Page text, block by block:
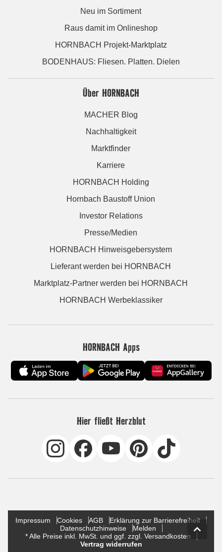
Neu im Sortiment
Raus damit im Onlineshop
HORNBACH Projekt-Marktplatz
BODENHAUS: Fliesen. Platten. Dielen
Über HORNBACH
MACHER Blog
Nachhaltigkeit
Marktfinder
Karriere
HORNBACH Holding
Hornbach Baustoff Union
Investor Relations
Presse/Medien
HORNBACH Hinweisgebersystem
Lieferant werden bei HORNBACH
Marktplatz-Partner werden bei HORNBACH
HORNBACH Werbeklassiker
HORNBACH Apps
Hier fließt Herzblut
Impressum Cookies AGB
Erklärung zur Barrierefreiheit
Datenschutzhinweise
Melden
* Alle Preise inkl. MwSt. und ggf. zzgl. Versandkosten
Vertrag widerrufen